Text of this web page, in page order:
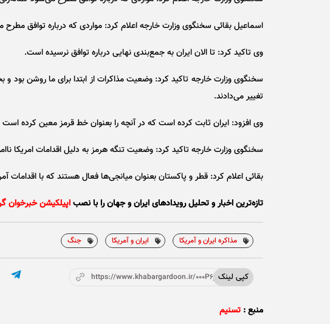
اسماعیل بقائی سخنگوی وزارت خارجه اعلام کرد: مواردی که درباره توافق
وی تاکید کرد: تا الان ایران به جمع‌بندی نهایی درباره توافق نرسیده است.
سخنگوی وزارت خارجه تاکید کرد: وضعیت مذاکرات از ابتدا برای ما روشن بود
تغییر می‌دادند.
وی افزود: ایران ثابت کرده است که در آنچه را بعنوان خط قرمز معین کرده است
سخنگوی وزارت خارجه تاکید کرد: وضعیت تنگه هرمز به دلیل اقدامات امریکا
بقائی اعلام کرد: قطر و پاکستان بعنوان میانجی‌ها فعال هستند که با اقدامات
تازه‌ترین اخبار و تحلیل‌ رویدادهای ایران و جهان را با نصباپیلکیشن خبرخوان
مذاکره ایران و آمریکا ایران و آمریکا جنگ
کپی لینک https://www.khabargardoon.ir/000P6j
منبع : تسنیم